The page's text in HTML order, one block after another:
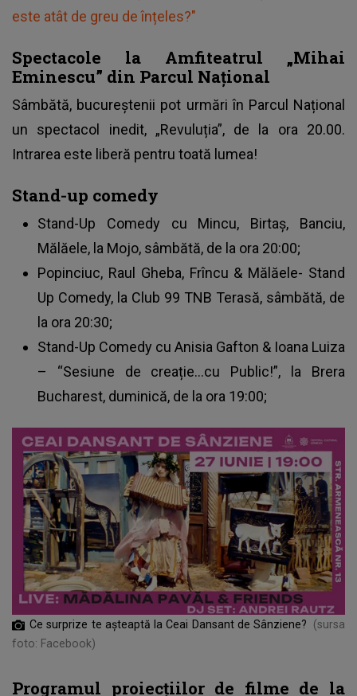
este atât de greu de înțeles?"
Spectacole la Amfiteatrul „Mihai
Eminescu” din Parcul Național
Sâmbătă, bucureștenii pot urmări în Parcul Național
un spectacol inedit, „Revuluția”, de la ora 20.00.
Intrarea este liberă pentru toată lumea!
Stand-up comedy
Stand-Up Comedy cu Mincu, Birtaș, Banciu,
Mălăele, la Mojo, sâmbătă, de la ora 20:00;
Popinciuc, Raul Gheba, Frîncu & Mălăele- Stand
Up Comedy, la Club 99 TNB Terasă, sâmbătă, de
la ora 20:30;
Stand-Up Comedy cu Anisia Gafton & Ioana Luiza
– “Sesiune de creație…cu Public!”, la Brera
Bucharest, duminică, de la ora 19:00;
Ce surprize te așteaptă la Ceai Dansant de Sânziene?
(sursa
foto: Facebook)
Programul proiecțiilor de filme de la